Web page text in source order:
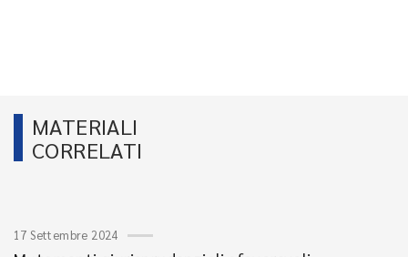
MATERIALI
CORRELATI
17 Settembre 2024